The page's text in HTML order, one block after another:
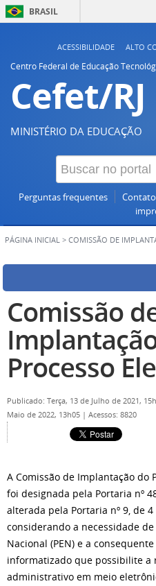
BRASIL
ACESSIBILIDADE ALTO
Centro Federal de Educação
Cefet/RJ
MINISTÉRIO DA EDUCAÇÃO
Perguntas frequentes Contato
PÁGINA INICIAL > COMISSÃO DE
Comissão
Processo
Publicado: Terça, 13 de Julho de 2021,
Maio de 2022, 13h05 | Acessos: 8820
A Comissão de Implantação do
foi designada pela Portaria nº
alterada pela Portaria nº 9, de
considerando a necessidade
Nacional (PEN) e a
informatizado que possibilite a
administrativo em meio